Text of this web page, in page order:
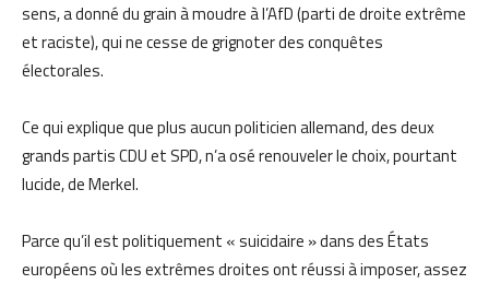
sens, a donné du grain à moudre à l’AfD (parti de droite extrême
et raciste), qui ne cesse de grignoter des conquêtes
électorales.
Ce qui explique que plus aucun politicien allemand, des deux
grands partis CDU et SPD, n’a osé renouveler le choix, pourtant
lucide, de Merkel.
Parce qu’il est politiquement « suicidaire » dans des États
européens où les extrêmes droites ont réussi à imposer, assez